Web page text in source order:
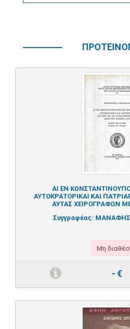
ΑΙ ΕΝ
ΑΥΤΟΚΡΑΤΟΡΙΚΑΙ ΚΑΙ
ΑΥΤΑΣ ΧΕΙΡΟΓΡΑΦΩΝ
Συγγραφέας: ΜΑΝΑΦΗΣ
Μη
- €